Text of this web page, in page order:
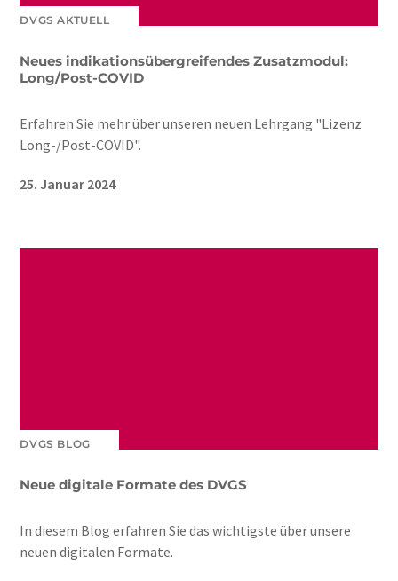
DVGS AKTUELL
Neues indikationsübergreifendes Zusatzmodul:
Long/Post-COVID
Erfahren Sie mehr über unseren neuen Lehrgang "Lizenz
Long-/Post-COVID".
25. Januar 2024
DVGS BLOG
Neue digitale Formate des DVGS
In diesem Blog erfahren Sie das wichtigste über unsere
neuen digitalen Formate.